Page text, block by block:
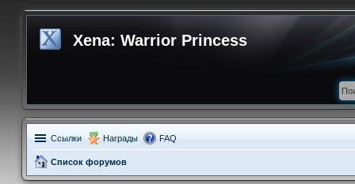
Xena: Warrior Princess
Ссылки Награды FAQ
Список форумов